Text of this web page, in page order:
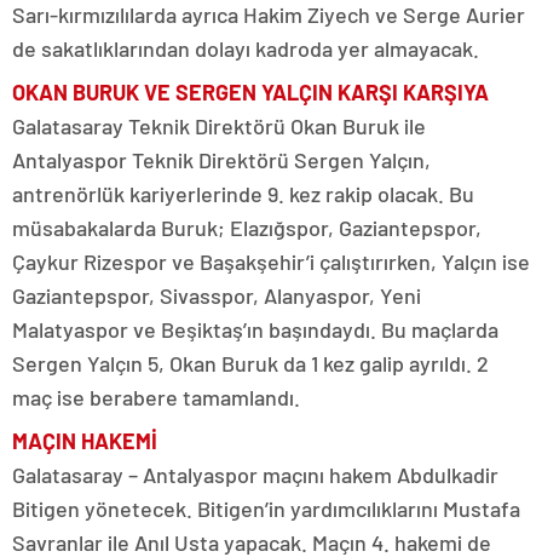
Sarı-kırmızılılarda ayrıca Hakim Ziyech ve Serge Aurier
de sakatlıklarından dolayı kadroda yer almayacak.
OKAN BURUK VE SERGEN YALÇIN KARŞI KARŞIYA
Galatasaray Teknik Direktörü Okan Buruk ile
Antalyaspor Teknik Direktörü Sergen Yalçın,
antrenörlük kariyerlerinde 9. kez rakip olacak. Bu
müsabakalarda Buruk; Elazığspor, Gaziantepspor,
Çaykur Rizespor ve Başakşehir’i çalıştırırken, Yalçın ise
Gaziantepspor, Sivasspor, Alanyaspor, Yeni
Malatyaspor ve Beşiktaş’ın başındaydı. Bu maçlarda
Sergen Yalçın 5, Okan Buruk da 1 kez galip ayrıldı. 2
maç ise berabere tamamlandı.
MAÇIN HAKEMİ
Galatasaray – Antalyaspor maçını hakem Abdulkadir
Bitigen yönetecek. Bitigen’in yardımcılıklarını Mustafa
Savranlar ile Anıl Usta yapacak. Maçın 4. hakemi de